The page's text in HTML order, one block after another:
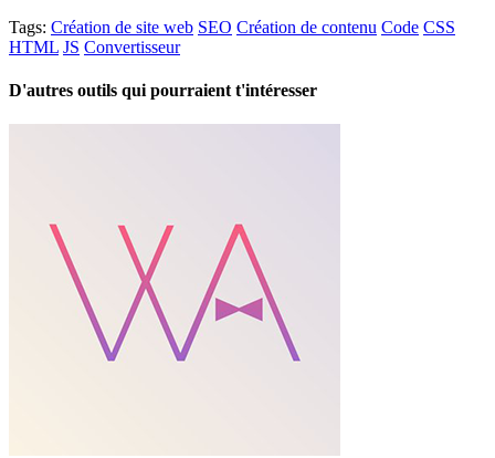
Tags: Création de site web SEO Création de contenu Code CSS
HTML JS Convertisseur
D'autres outils qui pourraient t'intéresser